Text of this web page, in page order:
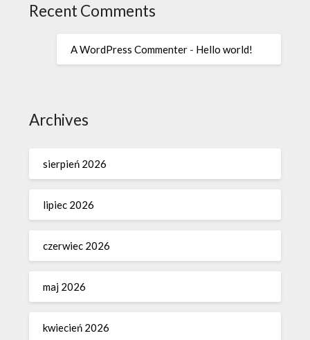
Recent Comments
A WordPress Commenter - Hello world!
Archives
sierpień 2026
lipiec 2026
czerwiec 2026
maj 2026
kwiecień 2026